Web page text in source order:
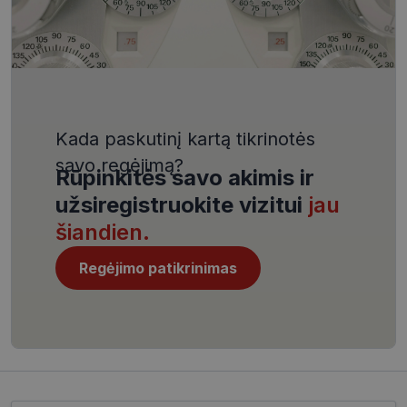
Kada paskutinį kartą tikrinotės
savo regėjimą?
Rūpinkitės savo akimis ir
užsiregistruokite vizitui jau
šiandien.
Regėjimo patikrinimas
VISITOR_PRIVACY_METADATA
YouTube
.youtube.com
5 mėnesiai
4 savaitės
CookieScriptConsent
CookieScript
www.visionexpress.lt